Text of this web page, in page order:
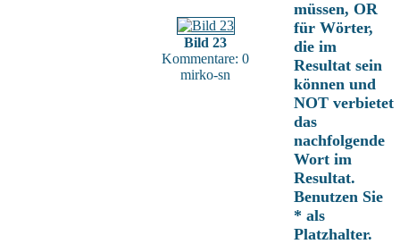
Bild 23
Kommentare: 0
mirko-sn
müssen, OR
für Wörter,
die im
Resultat sein
können und
NOT verbietet
das
nachfolgende
Wort im
Resultat.
Benutzen Sie
* als
Platzhalter.